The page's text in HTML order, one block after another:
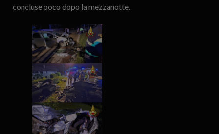
concluse poco dopo la mezzanotte.